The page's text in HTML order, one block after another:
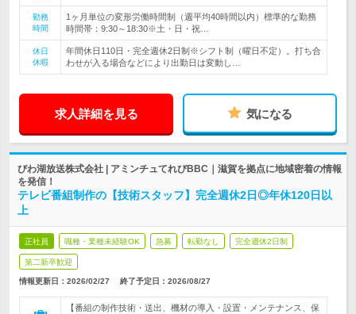
勤務
時間
1ヶ月単位の変形労働時間制（週平均40時間以内）標準的な勤務
時間帯：9:30～18:30※土・日・祝…
休日
休暇
年間休日110日・完全週休2日制※シフト制（曜日不定）。打ち合
わせが入る場合などにより出勤日は変動し…
求人詳細を見る 気になる
びわ湖放送株式会社 | アミンチュてれびBBC｜滋賀を拠点に地域密着の情報
を発信！
テレビ番組制作の【技術スタッフ】完全週休2日◎年休120日以
上
正社員 職種・業種未経験OK 急募 転勤なし 完全週休2日制
第二新卒歓迎
情報更新日：2026/02/27 終了予定日： 2026/08/27
【番組の制作技術・送出、機材の導入・設置・メンテナンス、保